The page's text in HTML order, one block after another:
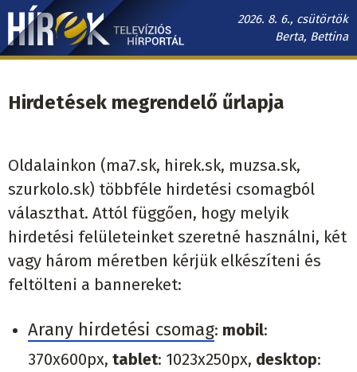
Ugrás
tartalomra
2026. 8. 6., csütörtök
Berta, Bettina
Hírek.sk
navigáció
Hirdetések megrendelő űrlapja
Oldalainkon (ma7.sk, hirek.sk, muzsa.sk,
szurkolo.sk) többféle hirdetési csomagból
választhat. Attól függően, hogy melyik
hirdetési felületeinket szeretné használni, két
vagy három méretben kérjük elkészíteni és
feltölteni a bannereket:
Arany hirdetési csomag: mobil:
370x600px, tablet: 1023x250px, desktop: